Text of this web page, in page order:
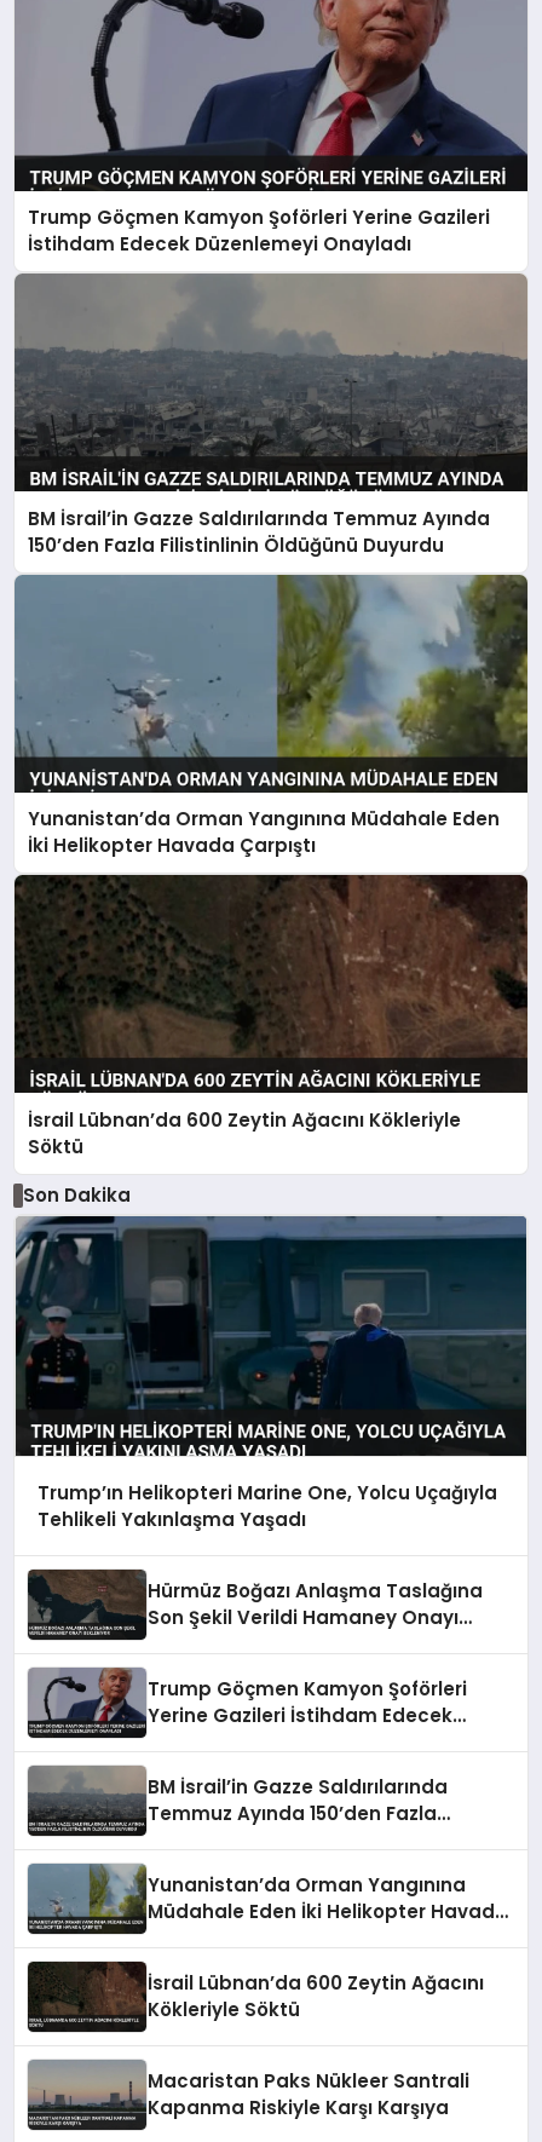
Trump Göçmen Kamyon Şoförleri Yerine Gazileri
İstihdam Edecek Düzenlemeyi Onayladı
BM İsrail’in Gazze Saldırılarında Temmuz Ayında
150’den Fazla Filistinlinin Öldüğünü Duyurdu
Yunanistan’da Orman Yangınına Müdahale Eden
İki Helikopter Havada Çarpıştı
İsrail Lübnan’da 600 Zeytin Ağacını Kökleriyle
Söktü
Son Dakika
Trump’ın Helikopteri Marine One, Yolcu Uçağıyla
Tehlikeli Yakınlaşma Yaşadı
Hürmüz Boğazı Anlaşma Taslağına
Son Şekil Verildi Hamaney Onayı
Trump Göçmen Kamyon Şoförleri
Yerine Gazileri İstihdam Edecek
BM İsrail’in Gazze Saldırılarında
Temmuz Ayında 150’den Fazla
Yunanistan’da Orman Yangınına
Müdahale Eden İki Helikopter Havada
İsrail Lübnan’da 600 Zeytin Ağacını
Kökleriyle Söktü
Macaristan Paks Nükleer Santrali
Kapanma Riskiyle Karşı Karşıya